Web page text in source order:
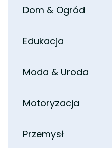
Dom & Ogród
Edukacja
Moda & Uroda
Motoryzacja
Przemysł